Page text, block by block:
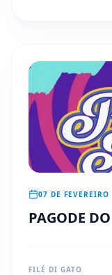
07 DE FEVEREIRO
PAGODE
FILÉ DI GATO